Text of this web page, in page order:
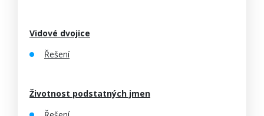
Vidové dvojice
Řešení
Životnost podstatných jmen